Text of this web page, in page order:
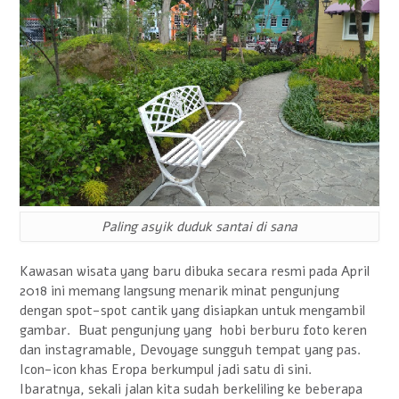
Paling asyik duduk santai di sana
Kawasan wisata yang baru dibuka secara resmi pada April
2018 ini memang langsung menarik minat pengunjung
dengan spot-spot cantik yang disiapkan untuk mengambil
gambar. Buat pengunjung yang hobi berburu foto keren
dan instagramable, Devoyage sungguh tempat yang pas.
Icon-icon khas Eropa berkumpul jadi satu di sini.
Ibaratnya, sekali jalan kita sudah berkeliling ke beberapa